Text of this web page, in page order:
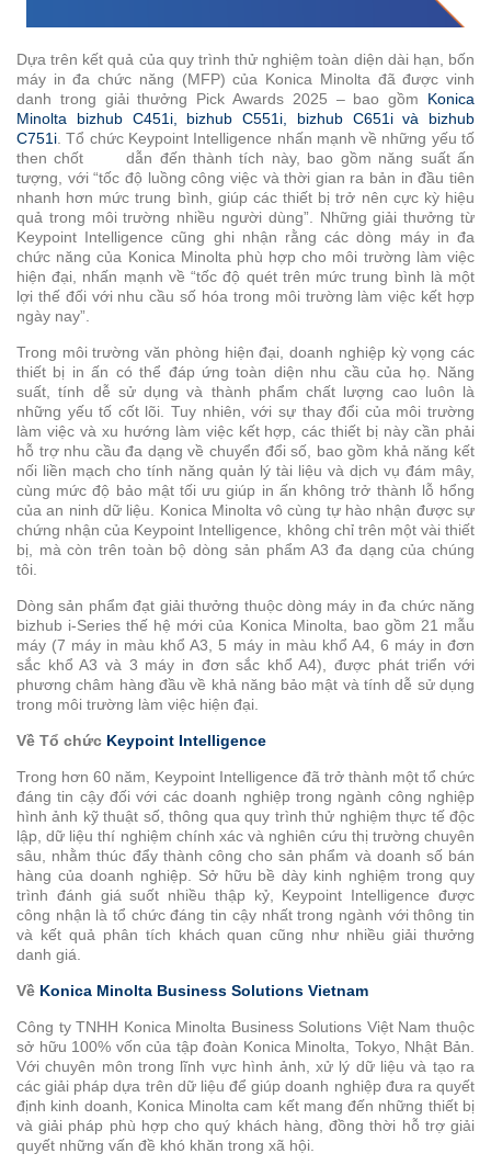
Manager
Sản
phẩm
In
văn
phòng
Máy
In
Màu
Đa
Chức
Năng
Máy
In
Trắng
Đen
Đa
Chức
Năng
Hệ
thống
in
sản
xuất
Hệ
In
Màu
Sản
Xuất
Hệ
Thống
In
Trắng
Đen
Xuất
Hệ
thống
in
công
Dựa trên kết quả của quy trình thử nghiệm toàn diện dài hạn, bốn
máy in đa chức năng (MFP) của Konica Minolta đã được vinh
danh trong giải thưởng Pick Awards 2025 – bao gồm Konica
Minolta bizhub C451i, bizhub C551i, bizhub C651i và bizhub
C751i . Tổ chức Keypoint Intelligence nhấn mạnh về những yếu tố
then chốt dẫn đến thành tích này, bao gồm năng suất ấn
tượng, với “tốc độ luồng công việc và thời gian ra bản in đầu tiên
nhanh hơn mức trung bình, giúp các thiết bị trở nên cực kỳ hiệu
quả trong môi trường nhiều người dùng”. Những giải thưởng từ
Keypoint Intelligence cũng ghi nhận rằng các dòng máy in đa
chức năng của Konica Minolta phù hợp cho môi trường làm việc
hiện đại, nhấn mạnh về “tốc độ quét trên mức trung bình là một
lợi thế đối với nhu cầu số hóa trong môi trường làm việc kết hợp
ngày nay”.
Trong môi trường văn phòng hiện đại, doanh nghiệp kỳ vọng các
thiết bị in ấn có thể đáp ứng toàn diện nhu cầu của họ. Năng
suất, tính dễ sử dụng và thành phẩm chất lượng cao luôn là
những yếu tố cốt lõi. Tuy nhiên, với sự thay đổi của môi trường
làm việc và xu hướng làm việc kết hợp, các thiết bị này cần phải
hỗ trợ nhu cầu đa dạng về chuyển đổi số, bao gồm khả năng kết
nối liền mạch cho tính năng quản lý tài liệu và dịch vụ đám mây,
cùng mức độ bảo mật tối ưu giúp in ấn không trở thành lỗ hổng
của an ninh dữ liệu. Konica Minolta vô cùng tự hào nhận được sự
chứng nhận của Keypoint Intelligence, không chỉ trên một vài thiết
bị, mà còn trên toàn bộ dòng sản phẩm A3 đa dạng của chúng
tôi.
Dòng sản phẩm đạt giải thưởng thuộc dòng máy in đa chức năng
bizhub i-Series thế hệ mới của Konica Minolta, bao gồm 21 mẫu
máy (7 máy in màu khổ A3, 5 máy in màu khổ A4, 6 máy in đơn
sắc khổ A3 và 3 máy in đơn sắc khổ A4), được phát triển với
phương châm hàng đầu về khả năng bảo mật và tính dễ sử dụng
trong môi trường làm việc hiện đại.
Về Tổ chức Keypoint Intelligence
Trong hơn 60 năm, Keypoint Intelligence đã trở thành một tổ chức
đáng tin cậy đối với các doanh nghiệp trong ngành công nghiệp
hình ảnh kỹ thuật số, thông qua quy trình thử nghiệm thực tế độc
lập, dữ liệu thí nghiệm chính xác và nghiên cứu thị trường chuyên
sâu, nhằm thúc đẩy thành công cho sản phẩm và doanh số bán
hàng của doanh nghiệp. Sở hữu bề dày kinh nghiệm trong quy
trình đánh giá suốt nhiều thập kỷ, Keypoint Intelligence được
công nhận là tổ chức đáng tin cậy nhất trong ngành với thông tin
và kết quả phân tích khách quan cũng như nhiều giải thưởng
danh giá.
Về Konica Minolta Business Solutions Vietnam
Công ty TNHH Konica Minolta Business Solutions Việt Nam thuộc
sở hữu 100% vốn của tập đoàn Konica Minolta, Tokyo, Nhật Bản.
Với chuyên môn trong lĩnh vực hình ảnh, xử lý dữ liệu và tạo ra
các giải pháp dựa trên dữ liệu để giúp doanh nghiệp đưa ra quyết
định kinh doanh, Konica Minolta cam kết mang đến những thiết bị
và giải pháp phù hợp cho quý khách hàng, đồng thời hỗ trợ giải
quyết những vấn đề khó khăn trong xã hội.